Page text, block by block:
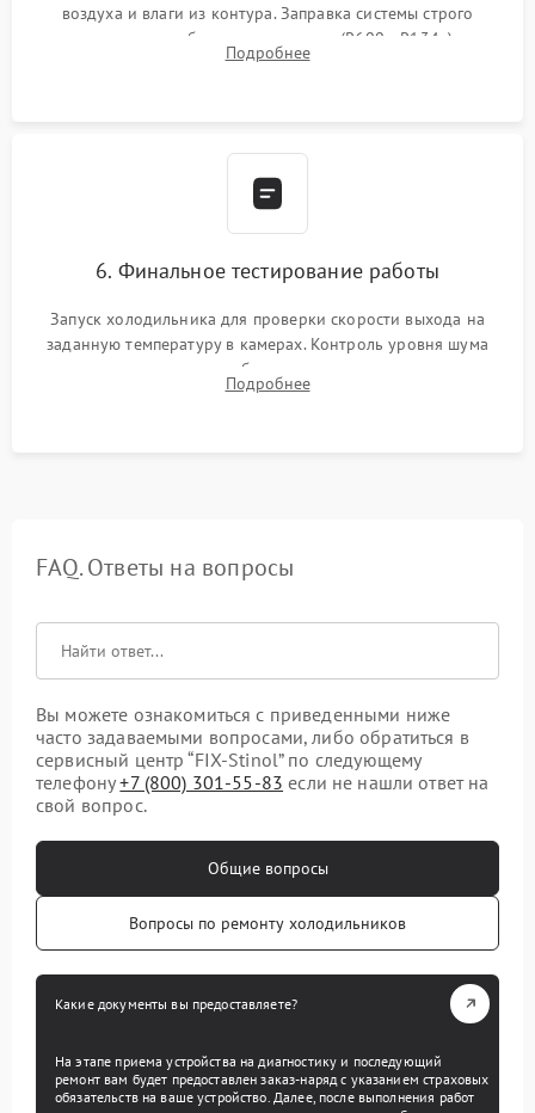
воздуха и влаги из контура. Заправка системы строго
дозированным объемом хладагента (R600a, R134a) по
электронным весам. Контроль рабочего давления в системе.
Подробнее
6. Финальное тестирование работы
Запуск холодильника для проверки скорости выхода на
заданную температуру в камерах. Контроль уровня шума
компрессора, отсутствия обмерзания стенок и корректного
срабатывания системы автоматической оттайки.
Подробнее
FAQ. Ответы на вопросы
Вы можете ознакомиться с приведенными ниже
часто задаваемыми вопросами, либо обратиться в
сервисный центр “FIX-Stinol” по следующему
телефону+7 (800) 301-55-83 если не нашли ответ на
свой вопрос.
Общие вопросы
Вопросы по ремонту холодильников
Какие документы вы предоставляете?
На этапе приема устройства на диагностику и последующий
ремонт вам будет предоставлен заказ-наряд с указанием страховых
обязательств на ваше устройство. Далее, после выполнения работ